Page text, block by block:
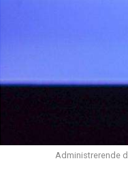
Administrerende